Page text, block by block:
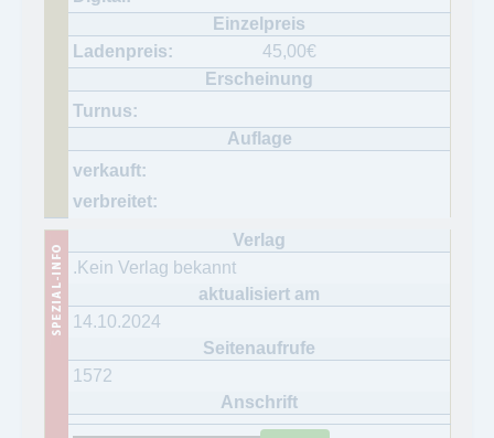
45,00€
.Kein Verlag bekannt
14.10.2024
1572